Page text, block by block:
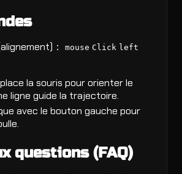
： mouse Click left
la souris pour orienter le
ligne guide la trajectoire.
avec le bouton gauche pour
questions (FAQ)